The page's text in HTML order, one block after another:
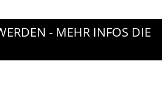
- MEHR INFOS DIE